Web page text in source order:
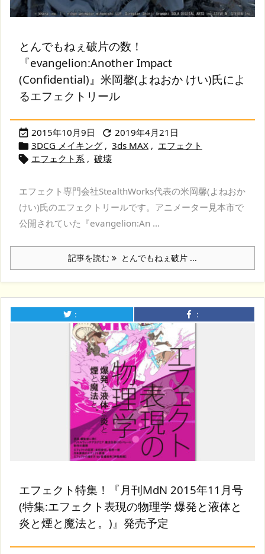
とんでもねぇ破片の数！
『evangelion:Another Impact
(Confidential)』米岡馨(よねおか けい)氏によ
るエフェクトリール
 2015年10月9日  2019年4月21日
 3DCG メイキング , 3ds MAX , エフェクト
 エフェクト系 , 破壊
エフェクト専門会社StealthWorks代表の米岡馨(よねおか
けい)氏のエフェクトリールです。アニメーター見本市で
公開されていた『evangelion:An ...
記事を読む とんでもねぇ破片 ...
： ：
エフェクト特集！『月刊MdN 2015年11月号
(特集:エフェクト表現の物理学 爆発と液体と
炎と煙と魔法と。)』発売予定